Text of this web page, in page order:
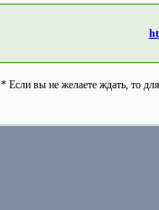
* Если вы не желаете ждать, то